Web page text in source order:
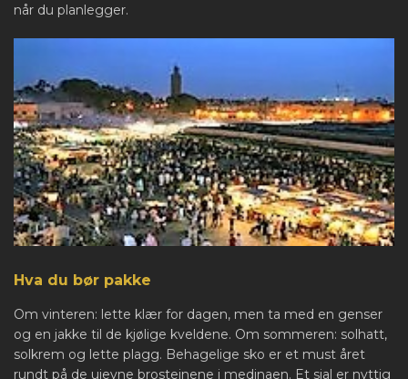
når du planlegger.
Hva du bør pakke
Om vinteren: lette klær for dagen, men ta med en genser
og en jakke til de kjølige kveldene. Om sommeren: solhatt,
solkrem og lette plagg. Behagelige sko er et must året
rundt på de ujevne brosteinene i medinaen. Et sjal er nyttig